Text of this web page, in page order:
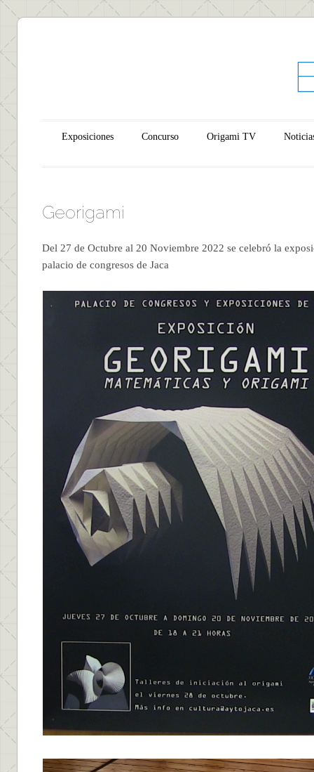
Main menu
Skip to content
Exposiciones Concurso Origami TV
Georigami
Del 27 de Octubre al 20 Noviembre 2022 se celebró la
palacio de congresos de Jaca